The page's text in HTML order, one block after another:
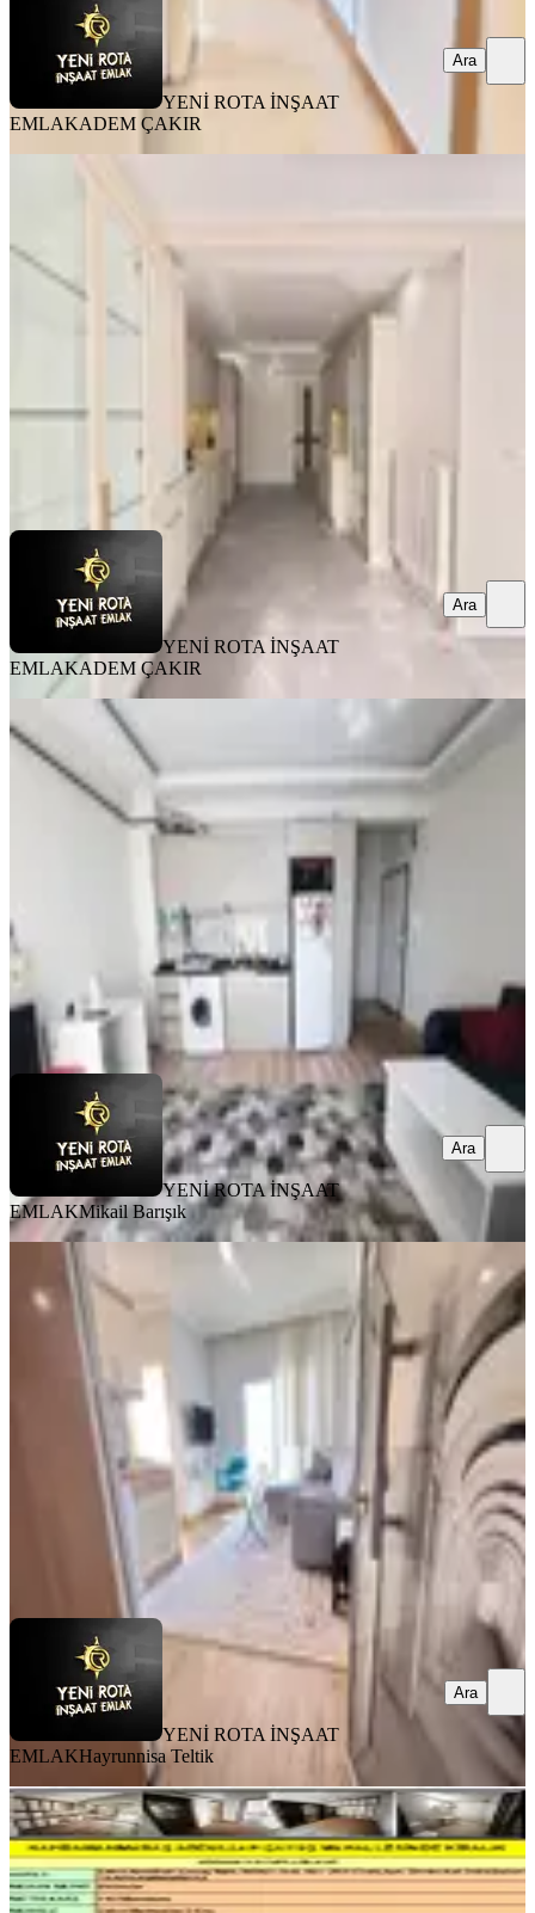
YENİ ROTA İNŞAAT
EMLAKADEM ÇAKIR
Ara
Onikişubat, Yamaçtepe Mahallesi
205 m² 03.08.2026
YENİ ROTA İNŞAAT EMLAK ADEM ÇAKIR
YENİ ROTA İNŞAAT
EMLAKADEM ÇAKIR
Ara
Rota'dan Üniversite Karşısı Geniş Ve
Kullanışlı Eşyalı Kirlk 1+1
Onikişubat, Maarif Mahallesi
YENİ ROTA İNŞAAT EMLAK Mikail Barışık
YENİ ROTA İNŞAAT
EMLAKMikail Barışık
Ara
MANZARALI
Yeni Rota'dan Üniversite Civarı
Eşyalı 2+0 Kiralık Daire
Onikişubat, Maarif Mahallesi
·5. Kat 03.08.2026
23.000 ₺
YENİ ROTA İNŞAAT EMLAKHayrunnisa Teltik
YENİ ROTA İNŞAAT
EMLAKHayrunnisa Teltik
Ara
BALKONLU
Kahramanmaraş Ş.abdullah Çavuş
Mahallesinde Kiralık
Onikişubat, Şehit Abdullah Çavuş Mahallesi